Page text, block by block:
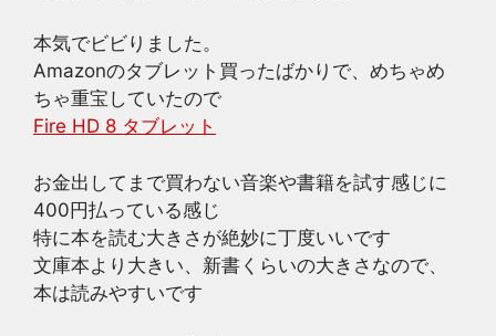
本気でビビりました。
Amazonのタブレット買ったばかりで、めちゃめ
ちゃ重宝していたので
Fire HD 8 タブレット
お金出してまで買わない音楽や書籍を試す感じに
400円払っている感じ
特に本を読む大きさが絶妙に丁度いいです
文庫本より大きい、新書くらいの大きさなので、
本は読みやすいです